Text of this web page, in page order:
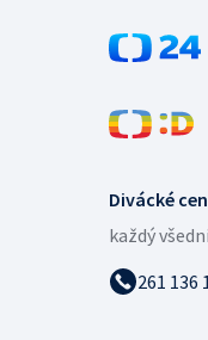
Divácké
každý
261 136